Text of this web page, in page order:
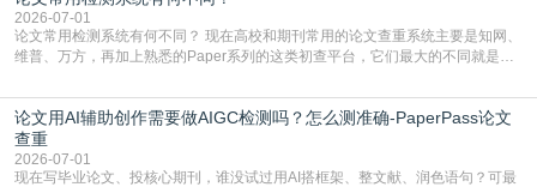
复片
2026-07-01
论文常用检测系统有何不同？ 现在高校和期刊常用的论文查重系统主要是知网、
维普、万方，再加上熟悉的Paper系列的这类初查平台，它们最大的不同就是数
查数值误导。知网（CNKI）是学校定稿检测的绝对主流。本科用PMLC，含大学
生联合比对库，能比历届学长论文，硕博用VIP/TMLC，含学术论文联合比对
库，期刊投稿用AMLMC/SML
论文用AI辅助创作需要做AIGC检测吗？怎么测准确-PaperPass论文
查重
2026-07-01
现在写毕业论文、投核心期刊，谁没试过用AI搭框架、整文献、润色语句？可最